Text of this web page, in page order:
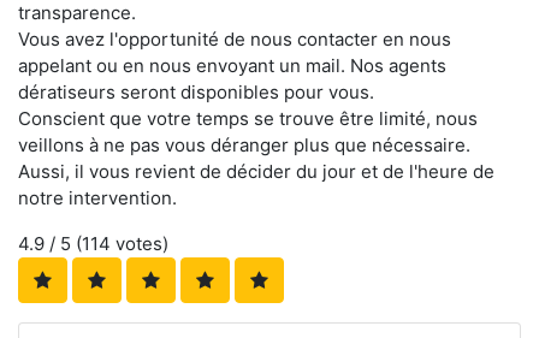
transparence.
Vous avez l'opportunité de nous contacter en nous
appelant ou en nous envoyant un mail. Nos agents
dératiseurs seront disponibles pour vous.
Conscient que votre temps se trouve être limité, nous
veillons à ne pas vous déranger plus que nécessaire.
Aussi, il vous revient de décider du jour et de l'heure de
notre intervention.
4.9 / 5 (114 votes)